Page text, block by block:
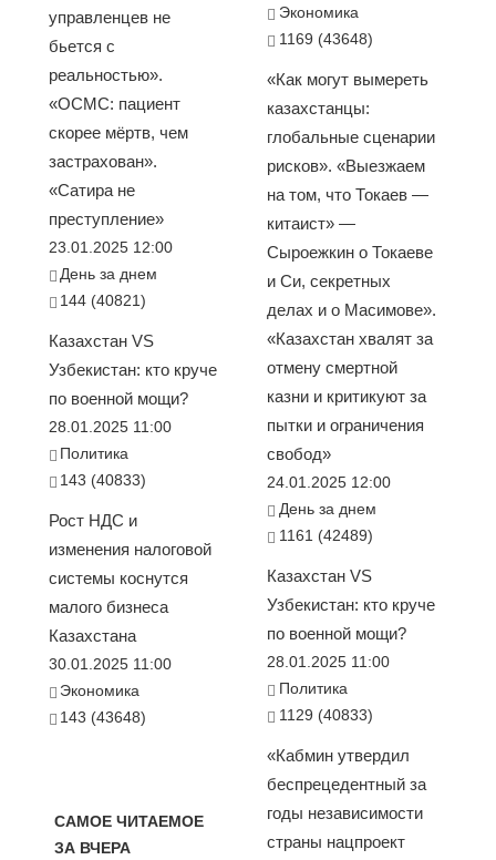
управленцев не
бьется с
реальностью».
«ОСМС: пациент
скорее мёртв, чем
застрахован».
«Сатира не
преступление»
23.01.2025 12:00
День за днем
144 (40821)
Казахстан VS
Узбекистан: кто круче
по военной мощи?
28.01.2025 11:00
Политика
143 (40833)
Рост НДС и
изменения налоговой
системы коснутся
малого бизнеса
Казахстана
30.01.2025 11:00
Экономика
143 (43648)
САМОЕ ЧИТАЕМОЕ
ЗА ВЧЕРА
Экономика
1169 (43648)
«Как могут вымереть
казахстанцы:
глобальные сценарии
рисков». «Выезжаем
на том, что Токаев —
китаист» —
Сыроежкин о Токаеве
и Си, секретных
делах и о Масимове».
«Казахстан хвалят за
отмену смертной
казни и критикуют за
пытки и ограничения
свобод»
24.01.2025 12:00
День за днем
1161 (42489)
Казахстан VS
Узбекистан: кто круче
по военной мощи?
28.01.2025 11:00
Политика
1129 (40833)
«Кабмин утвердил
беспрецедентный за
годы независимости
страны нацпроект